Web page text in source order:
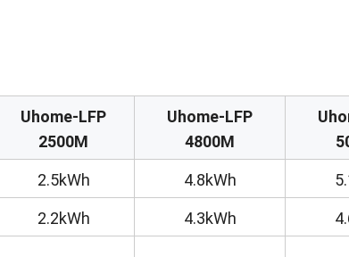
Uhome-LFP
2500M
Uhome-LFP
4800M
2.5kWh 4.8kWh
2.2kWh 4.3kWh